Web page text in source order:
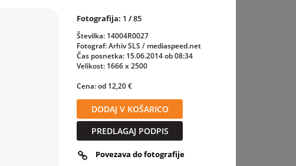
Fotografija: 1 /85
Številka: 14004R0027
Fotograf: Arhiv SLS / mediaspeed.net
Čas posnetka: 15.06.2014 ob 08:34
Velikost: 1666 x 2500
Cena: od 12,20 €
DODAJ V KOŠARICO
PREDLAGAJ PODPIS
Povezava do fotografije